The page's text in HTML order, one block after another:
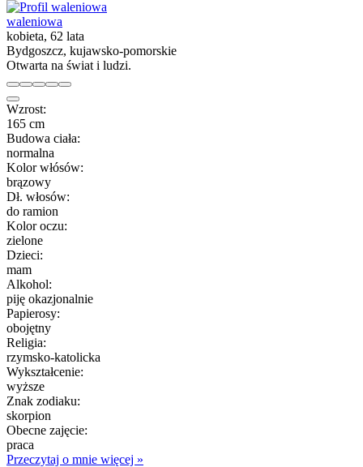
waleniowa
kobieta, 62 lata
Bydgoszcz, kujawsko-pomorskie
Otwarta na świat i ludzi.
Wzrost:
165 cm
Budowa ciała:
normalna
Kolor włósów:
brązowy
Dł. włosów:
do ramion
Kolor oczu:
zielone
Dzieci:
mam
Alkohol:
piję okazjonalnie
Papierosy:
obojętny
Religia:
rzymsko-katolicka
Wykształcenie:
wyższe
Znak zodiaku:
skorpion
Obecne zajęcie:
praca
Przeczytaj o mnie więcej »